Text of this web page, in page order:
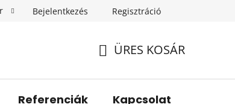
Szerződési Feltételek Adatvédelmi feltételek
Bejelentkezés Regisztráció
ÜRES KOSÁR
Referenciák Kapcsolat